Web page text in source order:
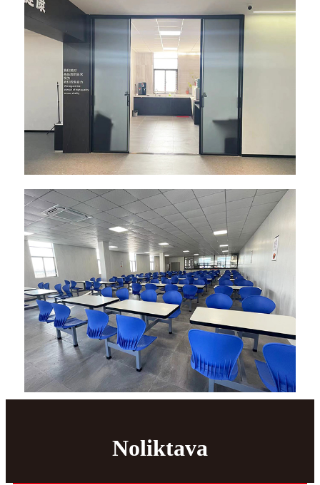
Noliktava